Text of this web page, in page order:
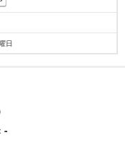
日
-